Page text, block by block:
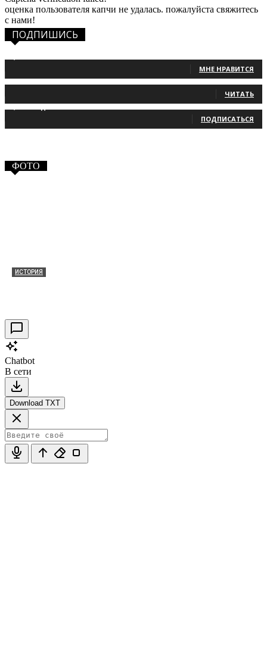
оценка пользователя капчи не удалась. пожалуйста свяжитесь
с нами!
ПОДПИШИСЬ
МНЕ НРАВИТСЯ
ЧИТАТЬ
ПОДПИСАТЬСЯ
ФОТО
ИСТОРИЯ
Chatbot
В сети
Download TXT